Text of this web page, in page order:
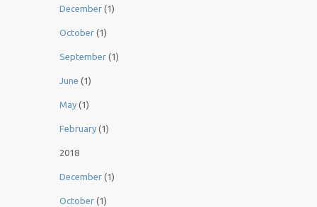
December (1)
October (1)
September (1)
June (1)
May (1)
February (1)
2018
December (1)
October (1)